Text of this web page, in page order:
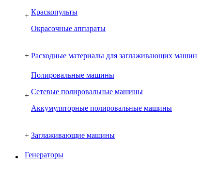
+ Краскопульты
Окрасочные аппараты
+ Расходные материалы для заглаживающих машин
+
Полировальные машины
Сетевые полировальные машины
Аккумуляторные полировальные машины
+ Заглаживающие машины
Генераторы